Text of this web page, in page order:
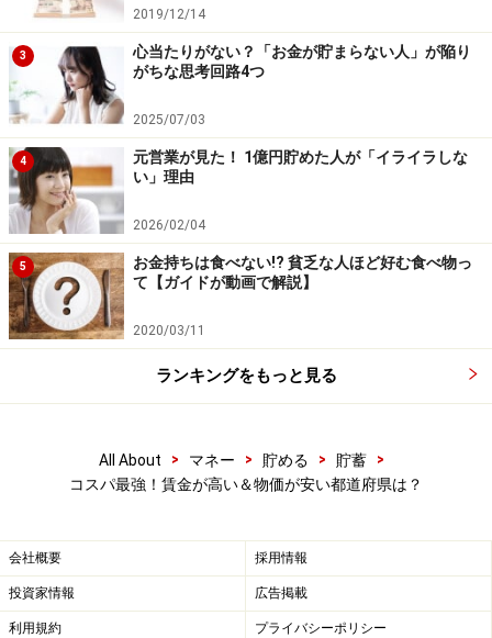
2019/12/14
3
心当たりがない？「お金が貯まらない人」が陥り
がちな思考回路4つ
2025/07/03
4
元営業が見た！ 1億円貯めた人が「イライラしな
い」理由
2026/02/04
5
お金持ちは食べない!? 貧乏な人ほど好む食べ物っ
て【ガイドが動画で解説】
2020/03/11
ランキングをもっと見る
All About > マネー > 貯める > 貯蓄
>
コスパ最強！賃金が高い＆物価が安い都道府県は？
会社概要 採用情報
投資家情報 広告掲載
利用規約 プライバシーポリシー